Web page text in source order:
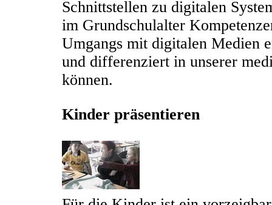
Schnittstellen zu digitalen
im Grundschulalter
Umgangs mit digitalen Medien
und differenziert in unserer
können.
Kinder präsentieren